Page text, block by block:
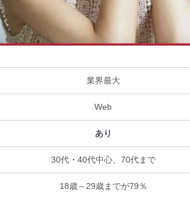
業界最大
Web
あり
30代・40代中心、70代まで
18歳～29歳までが79％